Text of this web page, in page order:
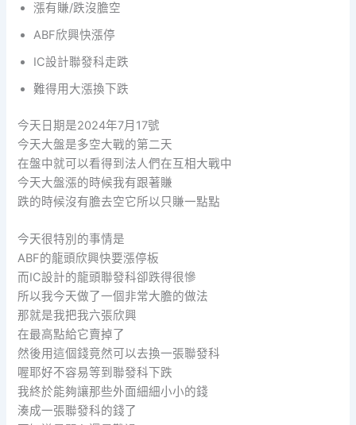
漲有賺/跌沒膽空
ABF欣興快漲停
IC設計聯發科走跌
難得用大漲換下跌
今天日期是2024年7月17號
今天大盤是多空大戰的第二天
在盤中就可以看得到法人們在互相大戰中
今天大盤漲的時候我有跟著賺
跌的時候沒有膽去空它所以只賺一點點
今天很特別的事情是
ABF的龍頭欣興快要漲停板
而IC設計的龍頭聯發科卻跌得很慘
所以我今天做了一個非常大膽的做法
那就是我把我六張欣興
在最高點給它賣掉了
然後用這個錢竟然可以去換一張聯發科
喔耶好不容易等到聯發科下跌
我終於能夠讓那些外面細細小小的錢
湊成一張聯發科的錢了